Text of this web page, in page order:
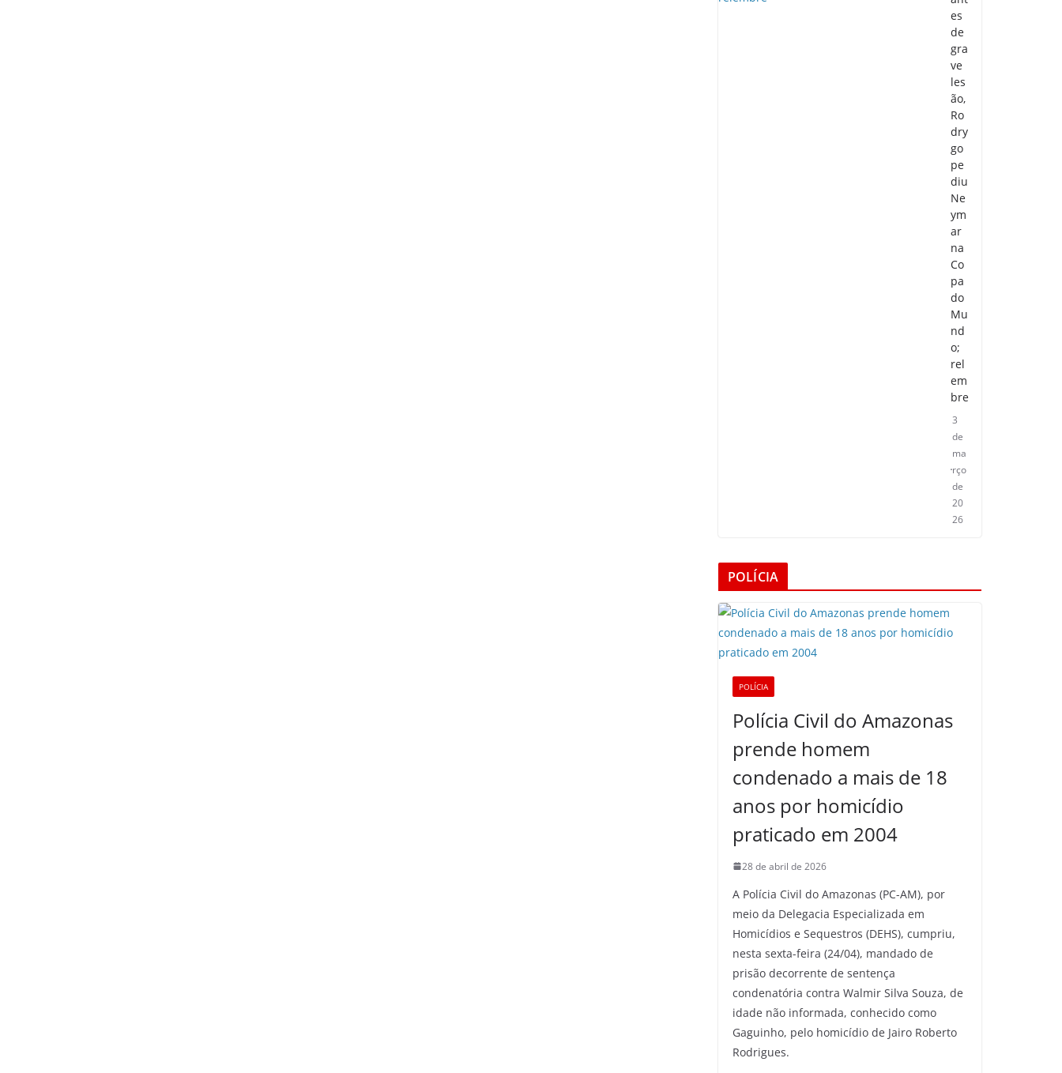
es
de
gra
ve
les
ão,
Ro
dry
go
pe
diu
Ne
ym
ar
na
Co
pa
do
Mu
nd
o;
rel
em
bre
3
de
ma
rço
de
20
26
POLÍCIA
POLÍCIA
Polícia Civil do Amazonas
prende homem
condenado a mais de 18
anos por homicídio
praticado em 2004
28 de abril de 2026
A Polícia Civil do Amazonas (PC-AM), por
meio da Delegacia Especializada em
Homicídios e Sequestros (DEHS), cumpriu,
nesta sexta-feira (24/04), mandado de
prisão decorrente de sentença
condenatória contra Walmir Silva Souza, de
idade não informada, conhecido como
Gaguinho, pelo homicídio de Jairo Roberto
Rodrigues.